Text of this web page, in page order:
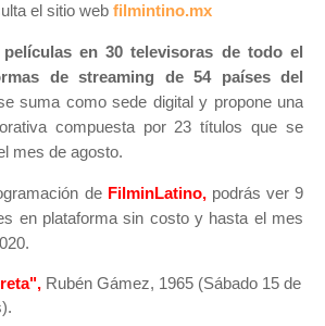
el sitio web filmintino.mx
películas en 30 televisoras de todo el
de streaming de 54 países del
suma como sede digital y propone una
compuesta por 23 títulos que se
mes de agosto.
de FilminLatino, podrás ver 9
en plataforma sin costo y hasta el mes
Rubén Gámez, 1965 (Sábado 15 de